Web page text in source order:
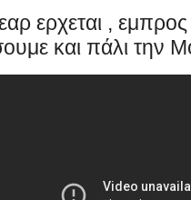
ερχεται ,
και πάλι την